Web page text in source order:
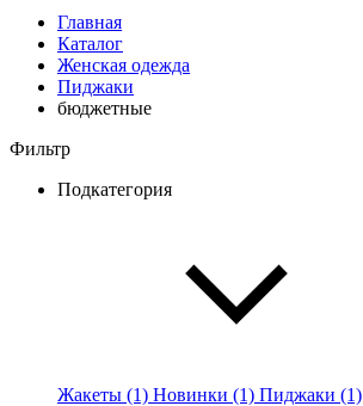
Главная
Каталог
Женская одежда
Пиджаки
бюджетные
Фильтр
Подкатегория
Жакеты (1) Новинки (1) Пиджаки (1)